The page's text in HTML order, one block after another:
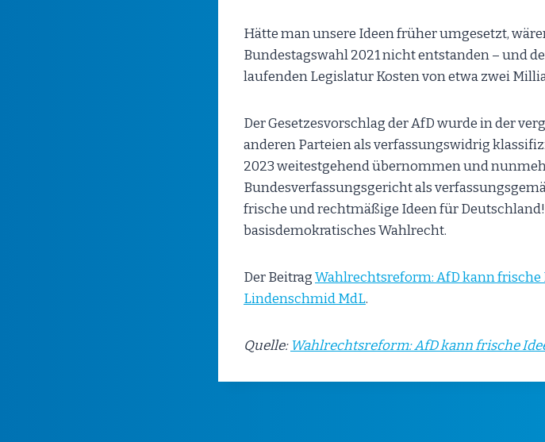
Hätte man unsere Ideen früher umgesetzt,
Bundestagswahl 2021 nicht entstanden – und
laufenden Legislatur Kosten von etwa zwei
Der Gesetzesvorschlag der AfD wurde in der
anderen Parteien als verfassungswidrig
2023 weitestgehend übernommen und
Bundesverfassungsgericht als
frische und rechtmäßige Ideen für
basisdemokratisches Wahlrecht.
Der BeitragWahlrechtsreform: AfD kann
Lindenschmid MdL.
Quelle: Wahlrechtsreform: AfD kann frische